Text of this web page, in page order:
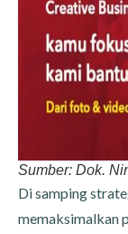
Sumber: Dok.
Di samping
memaksimalkan